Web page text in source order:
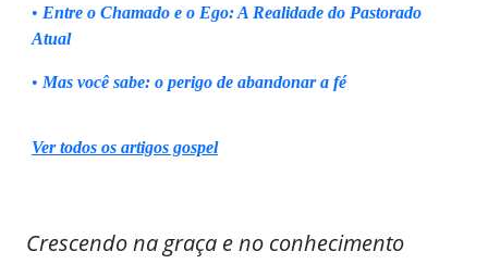
• Entre o Chamado e o Ego: A Realidade do Pastorado
Atual
• Mas você sabe: o perigo de abandonar a fé
Ver todos os artigos gospel
Crescendo na graça e no conhecimento